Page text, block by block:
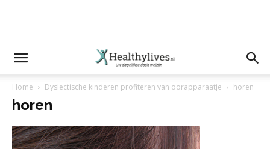
Home Dyslectische kinderen profiteren van oorapparaatje horen
horen